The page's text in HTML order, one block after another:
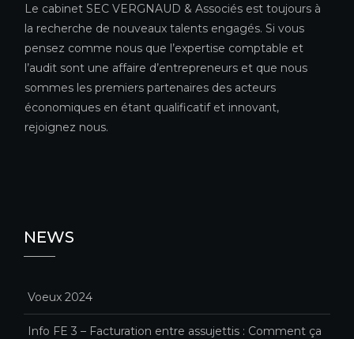
Le cabinet SEC VERGNAUD & Associés est toujours à
la recherche de nouveaux talents engagés. Si vous
pensez comme nous que l’expertise comptable et
l’audit sont une affaire d’entrepreneurs et que nous
sommes les premiers partenaires des acteurs
économiques en étant qualificatif et innovant,
rejoignez nous.
NEWS
Voeux 2024
Info FE 3 – Facturation entre assujettis : Comment ça